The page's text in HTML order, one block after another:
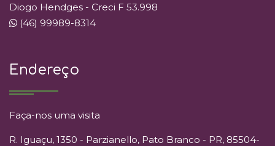
Diogo Hendges - Creci F 53.998
(46) 99989-8314
Endereço
Faça-nos uma visita
R. Iguaçu, 1350 - Parzianello, Pato Branco - PR, 85504-